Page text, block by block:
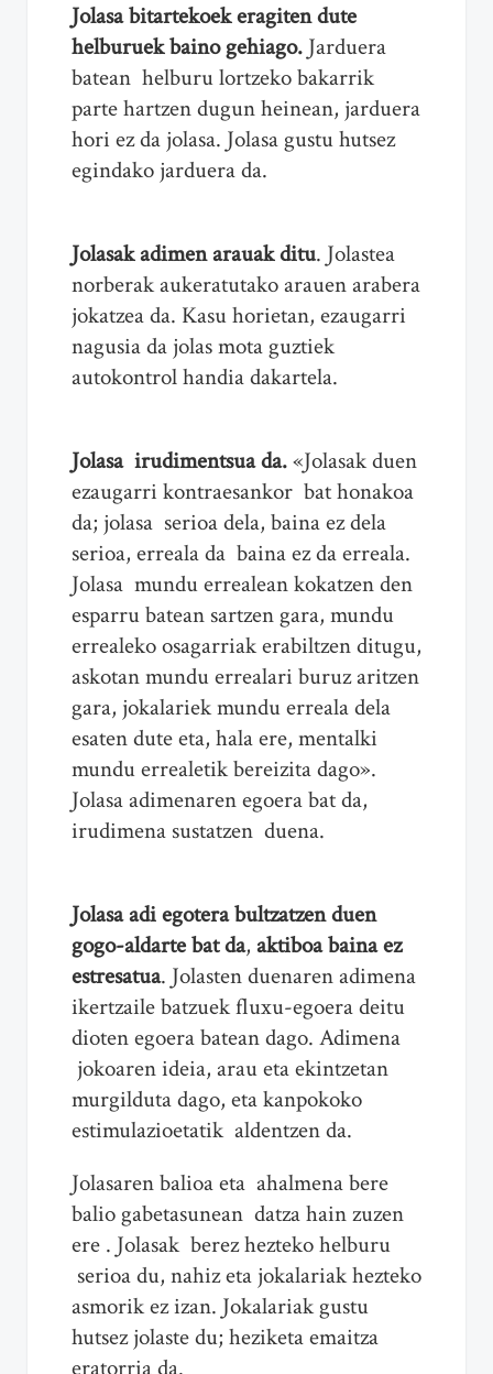
Jolasa bitartekoek eragiten dute
helburuek baino gehiago. Jarduera
batean helburu lortzeko bakarrik
parte hartzen dugun heinean, jarduera
hori ez da jolasa. Jolasa gustu hutsez
egindako jarduera da.
Jolasak adimen arauak ditu. Jolastea
norberak aukeratutako arauen arabera
jokatzea da. Kasu horietan, ezaugarri
nagusia da jolas mota guztiek
autokontrol handia dakartela.
Jolasa irudimentsua da.«Jolasak duen
ezaugarri kontraesankor bat honakoa
da; jolasa serioa dela, baina ez dela
serioa, erreala da baina ez da erreala.
Jolasa mundu errealean kokatzen den
esparru batean sartzen gara, mundu
errealeko osagarriak erabiltzen ditugu,
askotan mundu errealari buruz aritzen
gara, jokalariek mundu erreala dela
esaten dute eta, hala ere, mentalki
mundu errealetik bereizita dago».
Jolasa adimenaren egoera bat da,
irudimena sustatzen duena.
Jolasa adi egotera bultzatzen duen
gogo-aldarte bat da, aktiboa baina ez
estresatua. Jolasten duenaren adimena
ikertzaile batzuek fluxu-egoera deitu
dioten egoera batean dago. Adimena
jokoaren ideia, arau eta ekintzetan
murgilduta dago, eta kanpokoko
estimulazioetatik aldentzen da.
Jolasaren balioa eta ahalmena bere
balio gabetasunean datza hain zuzen
ere . Jolasak berez hezteko helburu
serioa du, nahiz eta jokalariak hezteko
asmorik ez izan. Jokalariak gustu
hutsez jolaste du; heziketa emaitza